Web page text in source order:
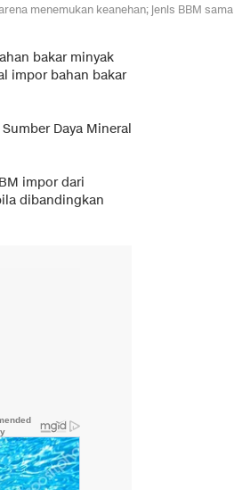
menemukan keanehan; jenis BBM sama
bakar minyak
impor bahan bakar
Daya Mineral
impor dari
dibandingkan